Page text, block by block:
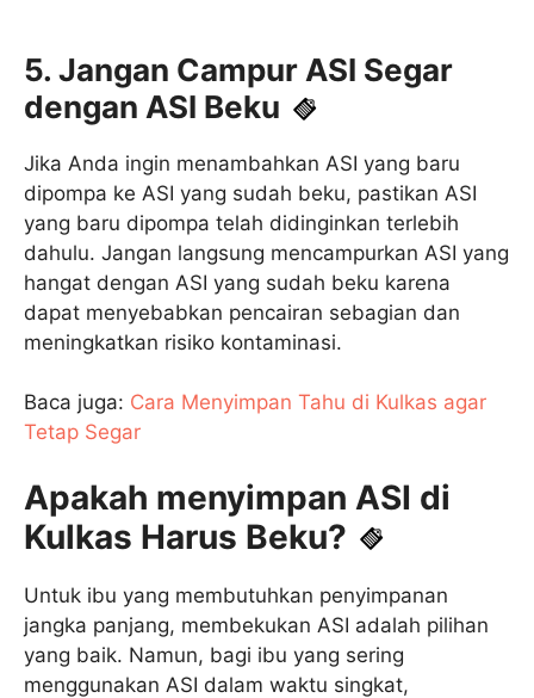
5. Jangan Campur ASI Segar
dengan ASI Beku
Jika Anda ingin menambahkan ASI yang baru
dipompa ke ASI yang sudah beku, pastikan ASI
yang baru dipompa telah didinginkan terlebih
dahulu. Jangan langsung mencampurkan ASI yang
hangat dengan ASI yang sudah beku karena
dapat menyebabkan pencairan sebagian dan
meningkatkan risiko kontaminasi.
Baca juga: Cara Menyimpan Tahu di Kulkas agar
Tetap Segar
Apakah menyimpan ASI di
Kulkas Harus Beku?
Untuk ibu yang membutuhkan penyimpanan
jangka panjang, membekukan ASI adalah pilihan
yang baik. Namun, bagi ibu yang sering
menggunakan ASI dalam waktu singkat,